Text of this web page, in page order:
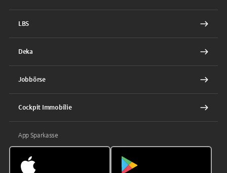
LBS
Deka
Jobbörse
Cockpit Immobilie
App Sparkasse